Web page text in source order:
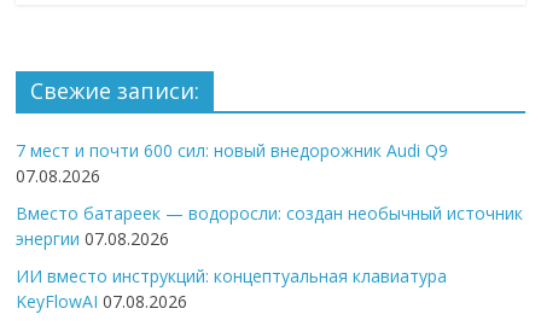
Свежие записи:
7 мест и почти 600 сил: новый внедорожник Audi Q9
07.08.2026
Вместо батареек — водоросли: создан необычный источник
энергии 07.08.2026
ИИ вместо инструкций: концептуальная клавиатура
KeyFlowAI 07.08.2026